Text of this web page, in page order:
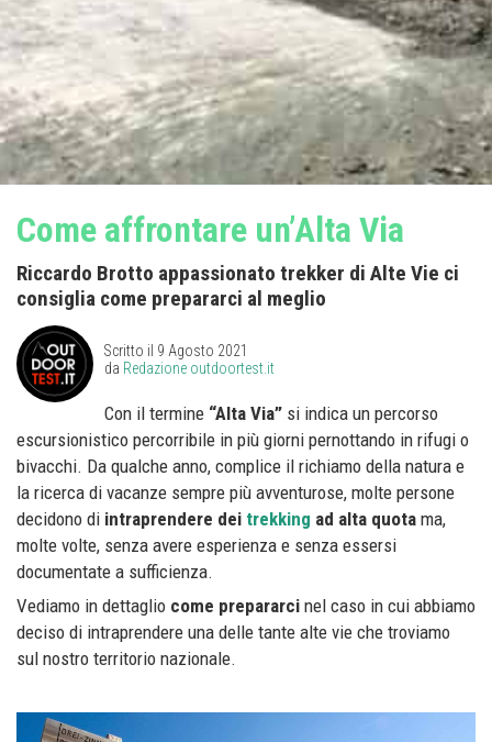
Come affrontare un’Alta Via
Riccardo Brotto appassionato trekker di Alte Vie ci
consiglia come prepararci al meglio
Scritto il 9 Agosto 2021
da Redazione outdoortest.it
Con il termine “Alta Via” si indica un percorso
escursionistico percorribile in più giorni pernottando in rifugi o
bivacchi. Da qualche anno, complice il richiamo della natura e
la ricerca di vacanze sempre più avventurose, molte persone
decidono di intraprendere dei trekking ad alta quota ma,
molte volte, senza avere esperienza e senza essersi
documentate a sufficienza.
Vediamo in dettaglio come prepararci nel caso in cui abbiamo
deciso di intraprendere una delle tante alte vie che troviamo
sul nostro territorio nazionale.